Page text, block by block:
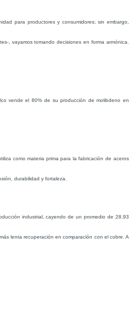
para productores y consumidores; sin embargo,
, vayamos tomando decisiones en forma armónica.
vende el 80% de su producción de molibdeno en
como materia prima para la fabricación de aceros
durabilidad y fortaleza.
industrial, cayendo de un promedio de 28,93
lenta recuperación en comparación con el cobre. A